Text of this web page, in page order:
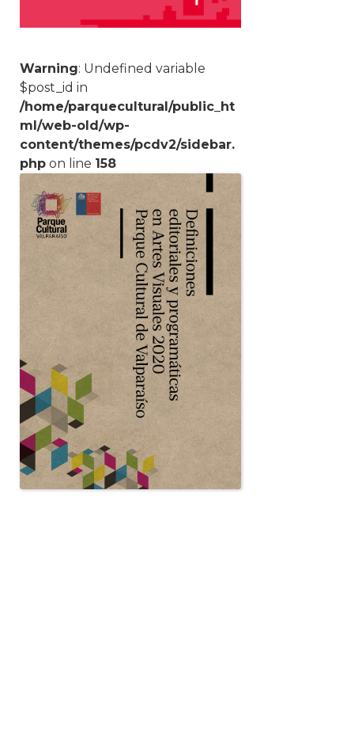
Warning: Undefined variable
$post_id in
/home/parquecultural/public_ht
ml/web-old/wp-
content/themes/pcdv2/sidebar.
php on line 158